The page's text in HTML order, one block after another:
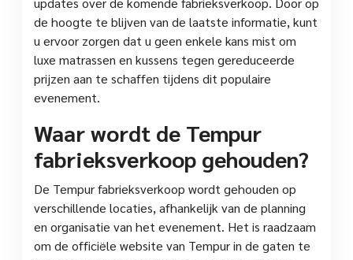
de hoogte te blijven van de laatste informatie, kunt
u ervoor zorgen dat u geen enkele kans mist om
luxe matrassen en kussens tegen gereduceerde
prijzen aan te schaffen tijdens dit populaire
evenement.
Waar wordt de Tempur
fabrieksverkoop gehouden?
De Tempur fabrieksverkoop wordt gehouden op
verschillende locaties, afhankelijk van de planning
en organisatie van het evenement. Het is raadzaam
om de officiële website van Tempur in de gaten te